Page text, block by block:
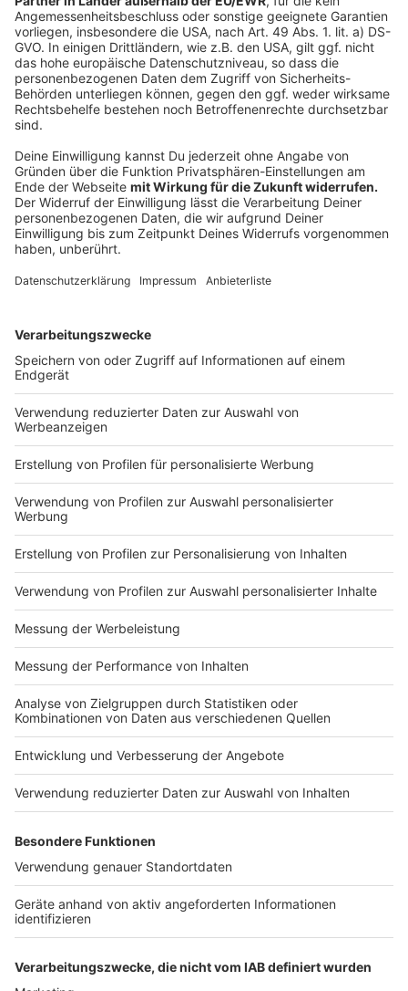
"Es ist zutiefst erschütternd, dass auch im Jahr 2024
sieben Menschen ihr Leben im Straßenverkehr verloren
haben. Jeder einzelne Verlust ist eine Tragödie für die
betroffenen Familien und die Angehörigen. Wir werden
auch weiterhin alles daransetzen, solche tragischen
sicheres Fahren zu stärken", verdeutlichte Dorndorf.
Anzeige
bei den Unfällen, weniger Unfälle mit Lkw
Im vergangenen Jahr stieg die Unfallzahl auf den
Bundesautobahnen im Zuständigkeitsbereich der
Polizei Münster um knapp 4 % leicht an. Insgesamt
(2023: 4.413). Im Vergleich mit dem Vor-Corona-Jahr
2019 liegt diese Zahl jedoch deutlich darunter (2019:
4.844).
Anzeige
Einen Rückgang gab es bei der Zahl der tödlich
verletzten Personen. Diese sank um knapp 22 % auf
sieben (2023: 9).
Anzeige
Eine positive Bilanz gibt es bei der Beteiligung von Lkw
bei den Verkehrsunfällen. Die Anzahl der Unfälle sank
im Vergleich zum Vorjahr um knapp 9 % auf 488
(2023:537).
Anzeige
Die gesamte Verkehrsunfallstatistik isthierzu